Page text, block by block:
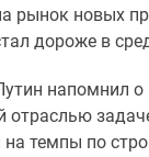
рынок новых
дороже в
напомнил о
отраслью
темпы по